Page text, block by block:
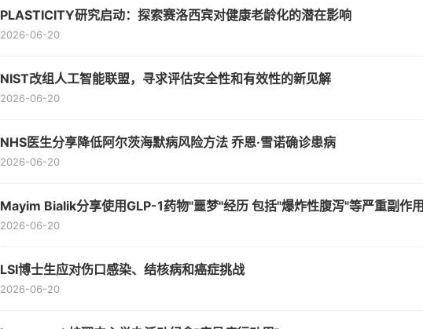
PLASTICITY研究启动：探索赛洛西宾对健康老龄化的潜在影响
2026-06-20
NIST改组人工智能联盟，寻求评估安全性和有效性的新见解
2026-06-20
NHS医生分享降低阿尔茨海默病风险方法 乔恩·雪诺确诊患病
2026-06-20
Mayim Bialik分享使用GLP-1药物"噩梦"经历 包括"爆炸性腹泻"等严重副作用
2026-06-20
LSI博士生应对伤口感染、结核病和癌症挑战
2026-06-20